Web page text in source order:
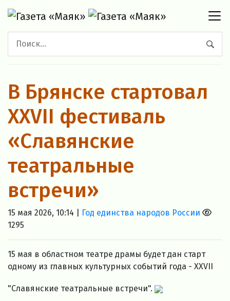
В Брянске стартовал
XXVII фестиваль
«Славянские
театральные
встречи»
15 мая 2026, 10:14 |
Год единства народов России
1295
15 мая в областном театре драмы будет дан старт
одному из главных культурных событий года - XXVII
"Славянские театральные встречи".